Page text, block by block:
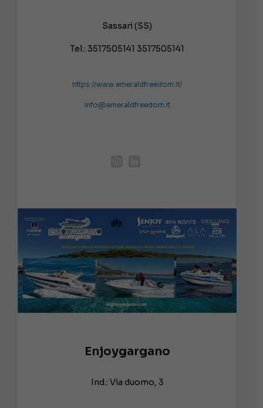
Sassari (SS)
Tel.: 3517505141 3517505141
https://www.emeraldfreedom.it/
info@emeraldfreedom.it
Enjoygargano
Ind.: Via duomo, 3